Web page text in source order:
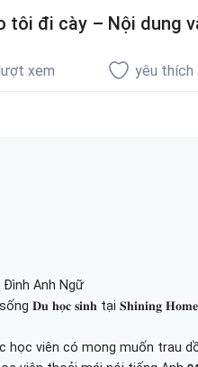
tôi đi cày – Nội dung
lượt xem yêu thích
Đình Anh Ngữ
𝐃𝐮 𝐡𝐨̣𝐜 𝐬𝐢𝐧𝐡 tại 𝐒𝐡𝐢𝐧𝐢𝐧𝐠
học viên có mong muốn trau